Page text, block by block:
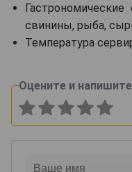
свинины, рыба,
Температура
Оцените и